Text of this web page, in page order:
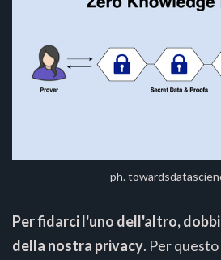
ph.
Per fidarci l'uno dell'altro,
della nostra privacy. Per